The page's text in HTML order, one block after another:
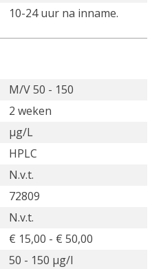
10-24 uur na inname.
M/V 50 - 150
2 weken
µg/L
HPLC
N.v.t.
72809
N.v.t.
€ 15,00 - € 50,00
50 - 150 µg/l